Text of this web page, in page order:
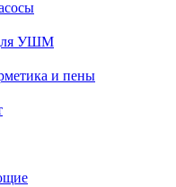
УШМ
и пены